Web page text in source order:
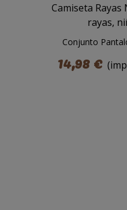
Conjunto
14,98 €